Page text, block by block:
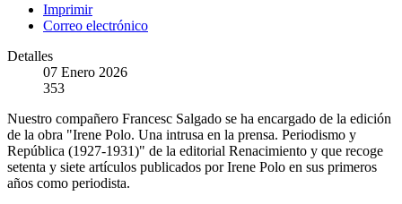
Imprimir
Correo electrónico
Detalles
07 Enero 2026
353
Nuestro compañero Francesc Salgado se ha encargado de la edición
de la obra "Irene Polo. Una intrusa en la prensa. Periodismo y
República (1927-1931)" de la editorial Renacimiento y que recoge
setenta y siete artículos publicados por Irene Polo en sus primeros
años como periodista.